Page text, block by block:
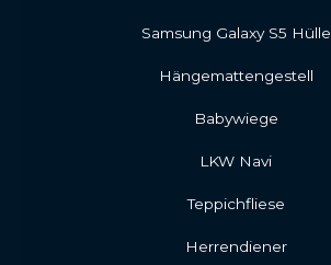
Samsung Galaxy S5 Hülle
Hängemattengestell
Babywiege
LKW Navi
Teppichfliese
Herrendiener